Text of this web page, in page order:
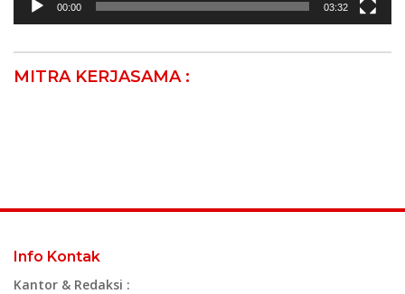
00:00 03:32
MITRA KERJASAMA :
Info Kontak
Kantor & Redaksi :